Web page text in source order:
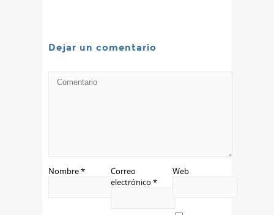
Dejar un comentario
Nombre*
Correo
electrónico *
Web